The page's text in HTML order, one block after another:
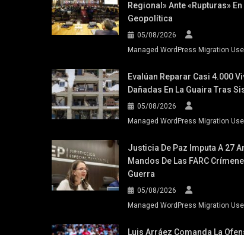
Regional» Ante «rupturas» En
Geopolítica
05/08/2026
Managed WordPress Migration
Evalúan Reparar Casi 4.000
Dañadas En La Guaira Tras
05/08/2026
Managed WordPress Migration
Justicia De Paz Imputa A 27
Mandos De Las FARC
Guerra
05/08/2026
Managed WordPress Migration
Luis Arráez Comanda La